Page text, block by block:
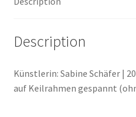
%Angebote%
Description
Künstlerin: Sabine Schäfer |
auf Keilrahmen gespannt